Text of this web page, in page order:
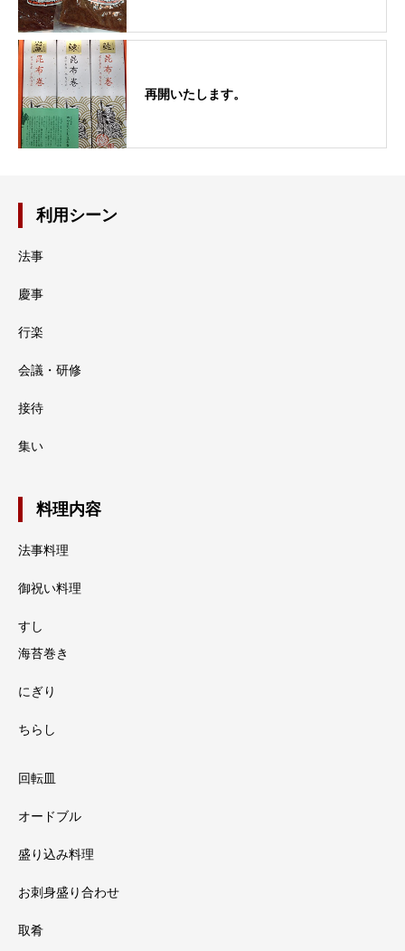
再開いたします。
利用シーン
法事
慶事
行楽
会議・研修
接待
集い
料理内容
法事料理
御祝い料理
すし
海苔巻き
にぎり
ちらし
回転皿
オードブル
盛り込み料理
お刺身盛り合わせ
取肴